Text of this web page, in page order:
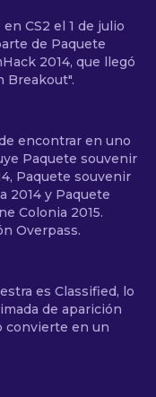
CS2 el 1 de julio
de Paquete
2014, que llegó
Breakout".
encontrar en uno
Paquete souvenir
Paquete souvenir
2014 y Paquete
Colonia 2015.
Overpass.
es Classified, lo
de aparición
convierte en un